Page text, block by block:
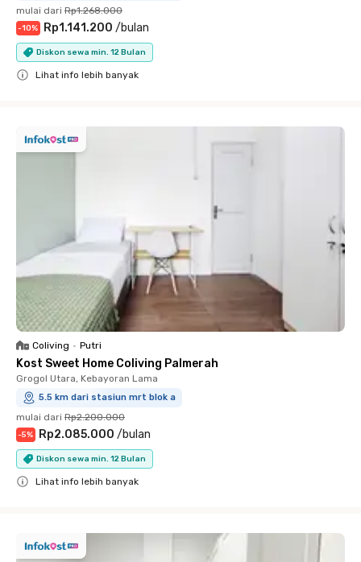
mulai dari Rp1.268.000
-10% Rp1.141.200 /bulan
Diskon sewa min. 12 Bulan
Lihat info lebih banyak
Coliving • Putri
Kost Sweet Home Coliving Palmerah
Grogol Utara, Kebayoran Lama
5.5 km dari stasiun mrt blok a
mulai dari Rp2.200.000
-5% Rp2.085.000 /bulan
Diskon sewa min. 12 Bulan
Lihat info lebih banyak